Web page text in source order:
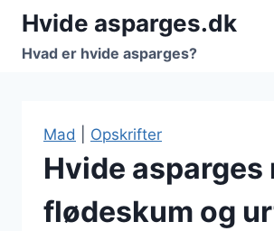
Fortsæt
indhold
Hvide asparges.dk
Hvad er hvide asparges?
Mad Opskrifter
Hvide asparges
flødeskum og